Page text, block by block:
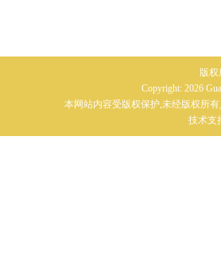
版
Copyright: 2026
本网站内容受版权保护,未经版权所
技术支